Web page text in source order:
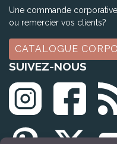
Une commande
ou remercier vos clients?
CATALOGUE CORPO
SUIVEZ-NOUS